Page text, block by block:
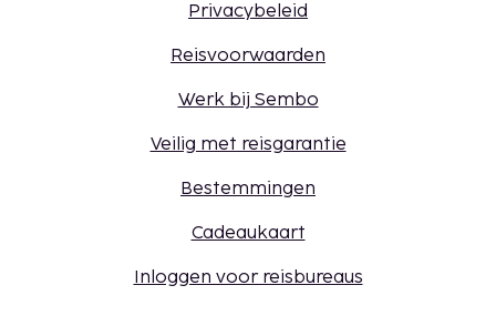
Privacybeleid
Reisvoorwaarden
Werk bij Sembo
Veilig met reisgarantie
Bestemmingen
Cadeaukaart
Inloggen voor reisbureaus